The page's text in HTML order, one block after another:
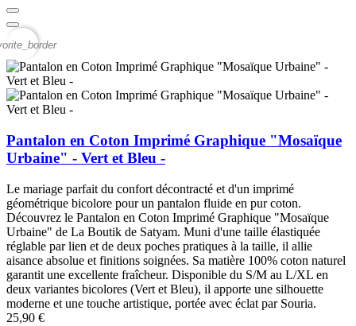
Pantalon en Coton Imprimé Graphique "Mosaïque
Urbaine" - Vert et Bleu -
Le mariage parfait du confort décontracté et d'un imprimé
géométrique bicolore pour un pantalon fluide en pur coton.
Découvrez le Pantalon en Coton Imprimé Graphique "Mosaïque
Urbaine" de La Boutik de Satyam. Muni d'une taille élastiquée
réglable par lien et de deux poches pratiques à la taille, il allie
aisance absolue et finitions soignées. Sa matière 100% coton naturel
garantit une excellente fraîcheur. Disponible du S/M au L/XL en
deux variantes bicolores (Vert et Bleu), il apporte une silhouette
moderne et une touche artistique, portée avec éclat par Souria.
25,90 €